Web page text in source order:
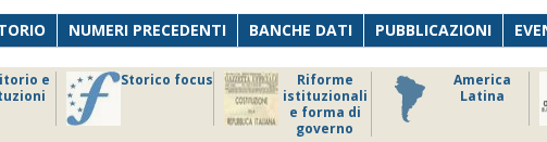
NUMERI PRECEDENTI BANCHE DATI PUBBLICAZIONI
e
Storico focus
Riforme
istituzionali
e forma di
governo
America
Latina